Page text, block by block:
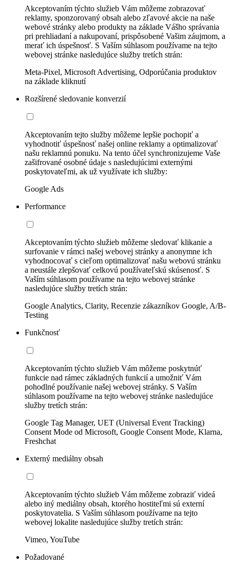
Akceptovaním týchto služieb Vám môžeme zobrazovať
reklamy, sponzorovaný obsah alebo zľavové akcie na naše
webové stránky alebo produkty na základe Vášho správania
pri prehliadaní a nakupovaní, prispôsobené Vašim záujmom, a
merať ich úspešnosť. S Vaším súhlasom používame na tejto
webovej stránke nasledujúce služby tretích strán:
Meta-Pixel, Microsoft Advertising, Odporúčania produktov
na základe kliknutí
Rozšírené sledovanie konverzií
Akceptovaním tejto služby môžeme lepšie pochopiť a
vyhodnotiť úspešnosť našej online reklamy a optimalizovať
našu reklamnú ponuku. Na tento účel synchronizujeme Vaše
zašifrované osobné údaje s nasledujúcimi externými
poskytovateľmi, ak už využívate ich služby:
Google Ads
Performance
Akceptovaním týchto služieb môžeme sledovať klikanie a
surfovanie v rámci našej webovej stránky a anonymne ich
vyhodnocovať s cieľom optimalizovať našu webovú stránku
a neustále zlepšovať celkovú používateľskú skúsenosť. S
Vaším súhlasom používame na tejto webovej stránke
nasledujúce služby tretích strán:
Google Analytics, Clarity, Recenzie zákazníkov Google, A/B-
Testing
Funkčnosť
Akceptovaním týchto služieb Vám môžeme poskytnúť
funkcie nad rámec základných funkcií a umožniť Vám
pohodlné používanie našej webovej stránky. S Vaším
súhlasom používame na tejto webovej stránke nasledujúce
služby tretích strán:
Google Tag Manager, UET (Universal Event Tracking)
Consent Mode od Microsoft, Google Consent Mode, Klarna,
Freshchat
Externý mediálny obsah
Akceptovaním týchto služieb Vám môžeme zobraziť videá
alebo iný mediálny obsah, ktorého hostiteľmi sú externí
poskytovatelia. S Vaším súhlasom používame na tejto
webovej lokalite nasledujúce služby tretích strán:
Vimeo, YouTube
Požadované